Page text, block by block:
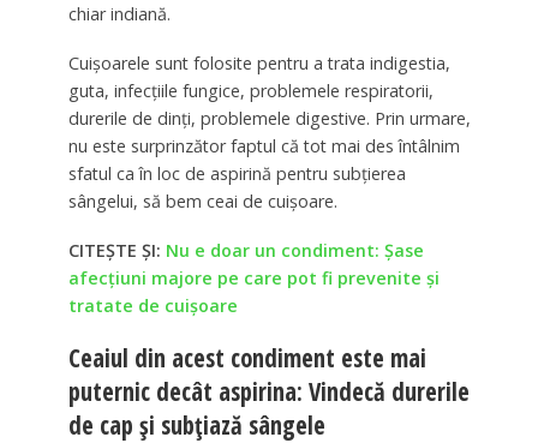
chiar indiană.
Cuișoarele sunt folosite pentru a trata indigestia,
guta, infecțiile fungice, problemele respiratorii,
durerile de dinți, problemele digestive. Prin urmare,
nu este surprinzător faptul că tot mai des întâlnim
sfatul ca în loc de aspirină pentru subțierea
sângelui, să bem ceai de cuișoare.
CITEȘTE ȘI: Nu e doar un condiment: Şase
afecţiuni majore pe care pot fi prevenite şi
tratate de cuişoare
Ceaiul din acest condiment este mai
puternic decât aspirina: Vindecă durerile
de cap și subțiază sângele